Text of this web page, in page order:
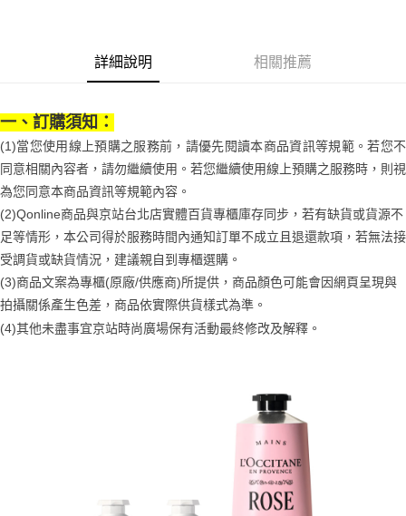
2.付款方式選擇「大哥付你分期」，訂單成立後會自動跳轉到大哥付的交易
流程，驗證手機門號後，選擇欲分期的期數、繳款截止日，確認付款後即完
成交易。
4.訂單成立30分鐘內，如未前往確認交易或遇審核未通過，訂單將自動取
消。如遇「轉專審核」未通過狀況，表示未達大哥付你分期系統評分，恕無
法說明評估內容。
【繳款方式說明】
1.分期款項不併入電信帳單，「大哥付你分期」於每月結算日後寄送繳費提
醒簡訊。
2.透過簡訊連結打開帳單後，可選擇「超商條碼／台灣大直營門市／銀行轉
帳／街口支付／iPASS MONEY」等通路繳費。
【注意事項】
1.本服務係由「台灣大哥大股份有限公司」（以下簡稱本公司）所提供，讓
資料（包含姓名、電話或地址）提供予台灣大哥大進項蒐集、處理及利用，
由本公司與您本人進行分期帳單所需資料之確認、核對及更正。
https://oppay.tw/userRule
相關說明
【關於「AFTEE先享後付」】
AFTEE先享後付是「在收到商品之後才付款」的支付方式。 讓您購物簡單
便利好安心！
１．簡單：不需註冊會員、不需綁卡、不需儲值。
２．便利：只要手機號碼，簡訊認證，即可結帳。
３．安心：先確認商品／服務後，再付款。
１．於結帳方式選擇「AFTEE先享後付」後，將跳轉至「AFTEE先享後付」
結帳頁面，進行簡訊認證並確認金額後，即可完成結帳。
２．訂單成立數日內，您將收到繳費通知簡訊。
３．收到繳費通知簡訊後14天內，點擊此簡訊中的連結，可透過四大超商／
ATM／網路銀行／等多元方式進行付款，方視為交易完成。
※ 交易是否成功請以「AFTEE先享後付 」之結帳頁面顯示為準，若有關於
是否繳費成功／繳費後需取消欲退款等相關疑問，請聯繫「AFTEE先享後付
https://netprotections.freshdesk.com/support/home
１．透過由恩沛科技股份有限公司提供之「AFTEE先享後付」服務完成之交
易，需依本服務之必要範圍內提供個人資料，並將交易相關給付款項請求債
權轉讓予恩沛科技股份有限公司。
ATM付款
運送方式
付款後全家取貨
每筆NT$70，滿NT$899(含以上)免運費
付款後7-11取貨
每筆NT$70，滿NT$899(含以上)免運費
宅配
京站台北店客服中心(1F星巴克旁) 即日起不提供京站紙袋，取件時
詳細說明 相關推薦
一、訂購須知：
(1)當您使用線上預購之服務前，請優先閱讀本商品資訊等規範。若您不
同意相關內容者，請勿繼續使用。若您繼續使用線上預購之服務時，則視
為您同意本商品資訊等規範內容。
(2)Qonline商品與京站台北店實體百貨專櫃庫存同步，若有缺貨或貨源不
足等情形，本公司得於服務時間內通知訂單不成立且退還款項，若無法接
受調貨或缺貨情況，建議親自到專櫃選購。
(3)商品文案為專櫃(原廠/供應商)所提供，商品顏色可能會因網頁呈現與
拍攝關係產生色差，商品依實際供貨樣式為準。
(4)其他未盡事宜京站時尚廣場保有活動最終修改及解釋 。